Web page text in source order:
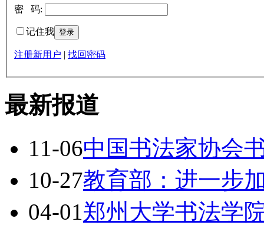
密 码:
记住我
注册新用户 找回密码
最新报道
11-06中国书法家协会
10-27教育部：进一步
04-01郑州大学书法学